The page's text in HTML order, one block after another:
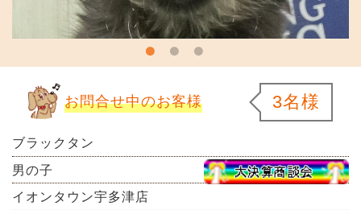
お問合せ中のお客様 3名様
ブラックタン
男の子
イオンタウン宇多津店